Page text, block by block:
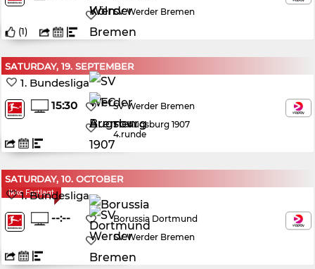
SV Werder Bremen
(1)
SATURDAY, 19. SEPTEMBER
1. Bundesliga
15:30
SV Werder Bremen
FC Augsburg 1907
4.runde
SATURDAY, 10. OCTOBER
Ikke Fastlagt
1. Bundesliga
--:--
Borussia Dortmund
SV Werder Bremen